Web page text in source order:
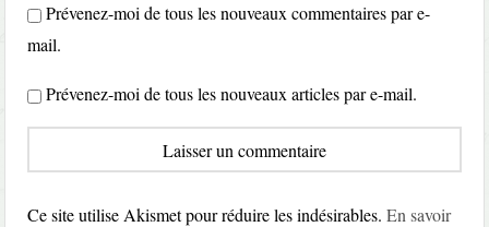
Prévenez-moi de tous les nouveaux commentaires par e-
mail.
Prévenez-moi de tous les nouveaux articles par e-mail.
Ce site utilise Akismet pour réduire les indésirables.En savoir